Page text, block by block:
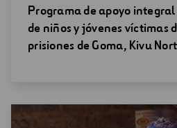
Abrir
una
nueva
Programa de apoyo
de niños y jóvenes víctimas
prisiones de Goma, Kivu